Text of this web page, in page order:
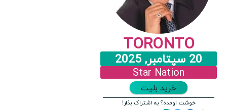
TORONTO
20 سپتامبر, 2025
Star Nation
خرید بلیت
خوشت اومده؟ به اشتراک بذار!